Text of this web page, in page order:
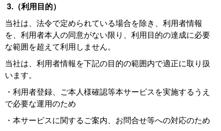
3.（利用目的）
当社は、法令で定められている場合を除き、利用者情報
を、利用者本人の同意がない限り、利用目的の達成に必要
な範囲を超えて利用しません。
当社は、利用者情報を下記の目的の範囲内で適正に取り扱
います。
・利用者登録、ご本人様確認等本サービスを実施するうえ
で必要な運用のため
・本サービスに関するご案内、お問合せ等への対応のため